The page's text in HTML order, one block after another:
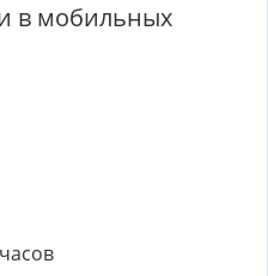
в мобильных